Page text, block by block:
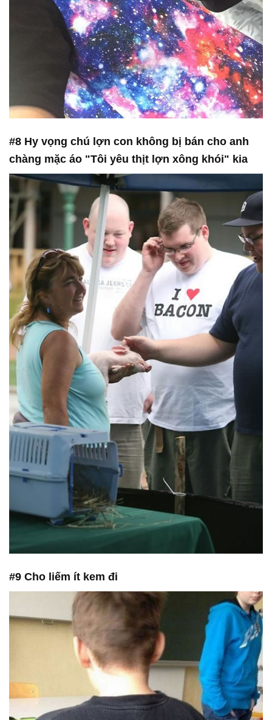
#8 Hy vọng chú lợn con không bị bán cho anh
chàng mặc áo "Tôi yêu thịt lợn xông khói" kia
#9 Cho liếm ít kem đi